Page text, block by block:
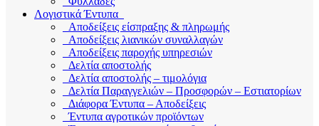
Λογιστικά Έντυπα
Αποδείξεις είσπραξης & πληρωμής
Αποδείξεις λιανικών συναλλαγών
Αποδείξεις παροχής υπηρεσιών
Δελτία αποστολής
Δελτία αποστολής – τιμολόγια
Δελτία Παραγγελιών – Προσφορών – Εστιατορίων
Διάφορα Έντυπα – Αποδείξεις
Έντυπα αγροτικών προϊόντων